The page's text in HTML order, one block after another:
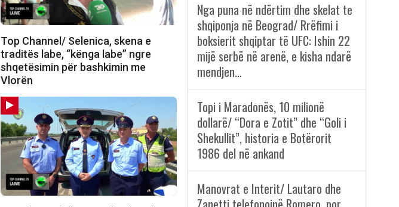
Top Channel/ Selenica, skena e
traditës labe, “kënga labe” ngre
shqetësimin për bashkimin me
Vlorën
Nga puna në ndërtim dhe skelat te
shqiponja në Beograd/ Rrëfimi i
boksierit shqiptar të UFC: Ishin 22
mijë serbë në arenë, e kisha ndarë
mendjen…
Topi i Maradonës, 10 milionë
dollarë/ “Dora e Zotit” dhe “Goli i
Shekullit”, historia e Botërorit
1986 del në ankand
Manovrat e Interit/ Lautaro dhe